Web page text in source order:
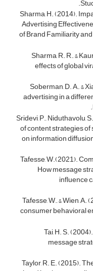
Sharma, H. (2014).
Advertising
of Brand Familiarity
Sharma, R. R., &
effects of global
Soberman, D. A., &
advertising in a
Sridevi, P., Niduthavolu,
of content strategies
on information
Tafesse, W.(2021).
How message
influence
Tafesse, W., & Wien,
consumer behavioral
Tai, H. S.
message
Taylor, R. E. (2015).